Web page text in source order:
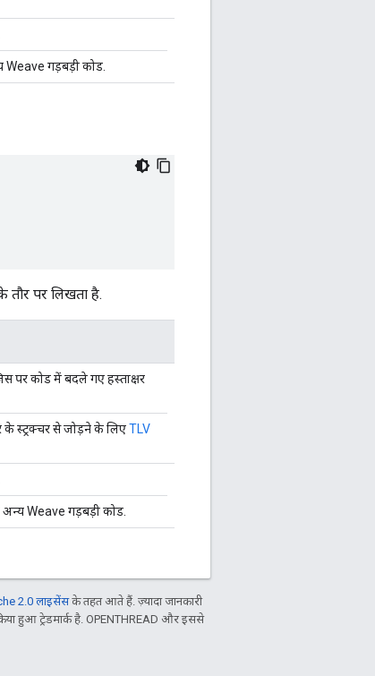
Weave गड़बड़ी कोड.
तौर पर लिखता है.
पर कोड में बदले गए हस्ताक्षर
के स्ट्रक्चर से जोड़ने के लिएTLV
Weave गड़बड़ी कोड.
2.0 लाइसेंसके तहत आते हैं. ज़्यादा जानकारी
हुआ ट्रेडमार्क है. OPENTHREAD और इससे